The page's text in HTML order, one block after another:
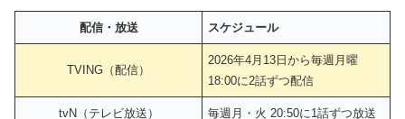
配信・放送 スケジュール
TVING（配信）
2026年4月13日から毎週月曜
18:00に2話ずつ配信
tvN（テレビ放送） 毎週月・火 20:50に1話ずつ放送